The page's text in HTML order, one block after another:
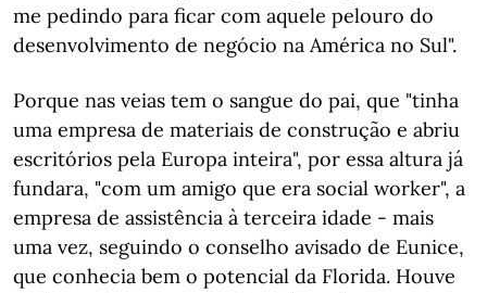
me pedindo para ficar com aquele pelouro do
desenvolvimento de negócio na América no Sul".
Porque nas veias tem o sangue do pai, que "tinha
uma empresa de materiais de construção e abriu
escritórios pela Europa inteira", por essa altura já
fundara, "com um amigo que era social worker", a
empresa de assistência à terceira idade - mais
uma vez, seguindo o conselho avisado de Eunice,
que conhecia bem o potencial da Florida. Houve